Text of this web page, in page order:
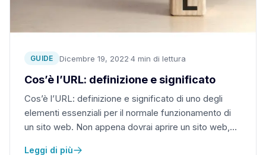
GUIDE Dicembre 19, 2022·4 min di lettura
Cos’è l’URL: definizione e significato
Cos’è l’URL: definizione e significato di uno degli
elementi essenziali per il normale funzionamento di
un sito web. Non appena dovrai aprire un sito web,…
Leggi di più